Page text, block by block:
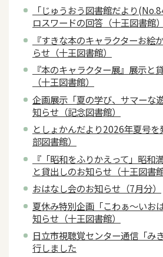
「じゅうおう図書館だより
ロスワードの回答（十王図書館）
『すきな本のキャラクターお絵
らせ（十王図書館）
『本のキャラクター展』展示と
（十王図書館）
企画展示「夏の学び、サマーな
知らせ（記念図書館）
としょかんだより2026年夏号
部図書館）
『「昭和をふりかえって」昭和
と貸出しのお知らせ（十王図書館
おはなし会のお知らせ（7月分）
夏休み特別企画「こわぁ～いお
知らせ（十王図書館）
日立市視聴覚センター通信「み
行しました